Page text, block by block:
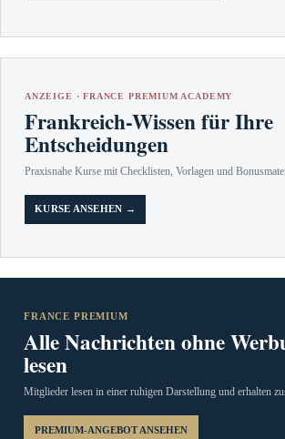
ANZEIGE · FRANCE PREMIUM ACADEMY
Frankreich-Wissen für Ihre
Entscheidungen
Praxisnahe Kurse mit Checklisten, Vorlagen und
KURSE ANSEHEN →
FRANCE PREMIUM
Alle Nachrichten ohne
lesen
Mitglieder lesen in einer ruhigen Darstellung und erhalten
PREMIUM-ANGEBOT ANSEHEN